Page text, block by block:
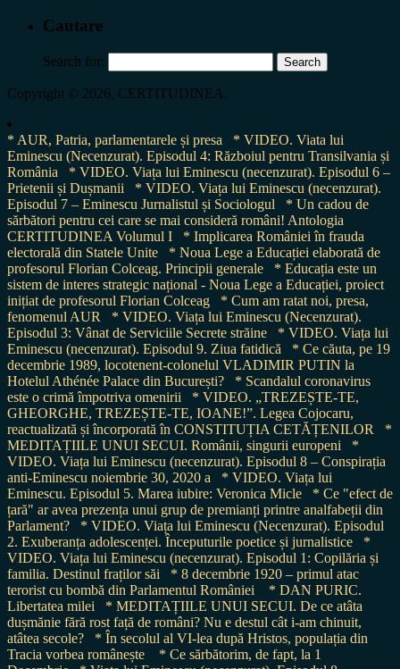
Cautare
Search for:
Copyright © 2026, CERTITUDINEA.
* AUR, Patria, parlamentarele și presa
* VIDEO. Viata lui
Eminescu (Necenzurat). Episodul 4: Războiul pentru Transilvania și
România
* VIDEO. Viața lui Eminescu (necenzurat). Episodul 6 –
Prietenii și Dușmanii
* VIDEO. Viața lui Eminescu (necenzurat).
Episodul 7 – Eminescu Jurnalistul și Sociologul
* Un cadou de
sărbători pentru cei care se mai consideră români! Antologia
CERTITUDINEA Volumul I
* Implicarea României în frauda
electorală din Statele Unite
* Noua Lege a Educației elaborată de
profesorul Florian Colceag. Principii generale
* Educația este un
sistem de interes strategic național - Noua Lege a Educației, proiect
inițiat de profesorul Florian Colceag
* Cum am ratat noi, presa,
fenomenul AUR
* VIDEO. Viața lui Eminescu (Necenzurat).
Episodul 3: Vânat de Serviciile Secrete străine
* VIDEO. Viața lui
Eminescu (necenzurat). Episodul 9. Ziua fatidică
* Ce căuta, pe 19
decembrie 1989, locotenent-colonelul VLADIMIR PUTIN la
Hotelul Athénée Palace din București?
* Scandalul coronavirus
este o crimă împotriva omenirii
* VIDEO. „TREZEȘTE-TE,
GHEORGHE, TREZEȘTE-TE, IOANE!”. Legea Cojocaru,
reactualizată și încorporată în CONSTITUȚIA CETĂȚENILOR
*
MEDITAȚIILE UNUI SECUI. Românii, singurii europeni
*
VIDEO. Viața lui Eminescu (necenzurat). Episodul 8 – Conspirația
anti-Eminescu noiembrie 30, 2020 a
* VIDEO. Viața lui
Eminescu. Episodul 5. Marea iubire: Veronica Micle
* Ce "efect de
țară" ar avea prezența unui grup de premianți printre analfabeții din
Parlament?
* VIDEO. Viața lui Eminescu (Necenzurat). Episodul
2. Exuberanța adolescenței. Începuturile poetice și jurnalistice
*
VIDEO. Viața lui Eminescu (necenzurat). Episodul 1: Copilăria și
familia. Destinul fraților săi
* 8 decembrie 1920 – primul atac
terorist cu bombă din Parlamentul României
* DAN PURIC.
Libertatea milei
* MEDITAȚIILE UNUI SECUI. De ce atâta
dușmănie fără rost față de români? Nu e destul cât i-am chinuit,
atâtea secole?
* În secolul al VI-lea după Hristos, populația din
Tracia vorbea românește
* Ce sărbătorim, de fapt, la 1